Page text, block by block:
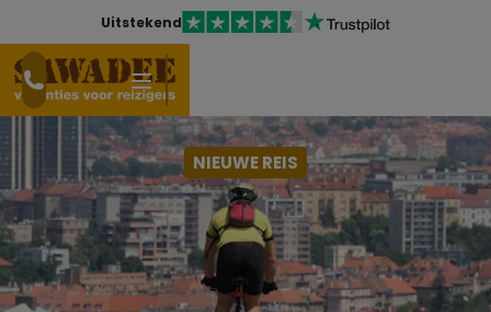
Uitstekend
NIEUWE REIS